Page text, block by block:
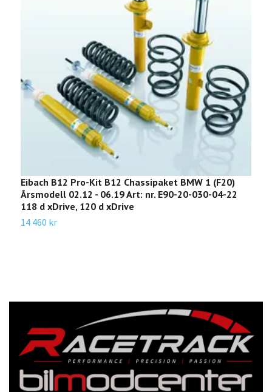
Eibach B12 Pro-Kit B12 Chassipaket BMW 1 (F20)
Årsmodell 02.12 - 06.19 Art: nr. E90-20-030-04-22
118 d xDrive, 120 d xDrive
14 460 kr